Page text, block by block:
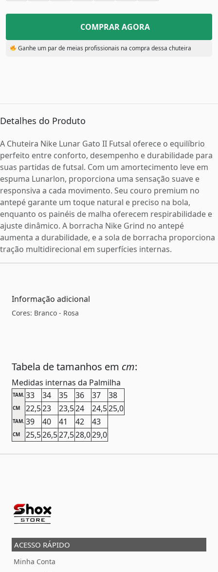
COMPRAR AGORA
Ganhe um par de meias profissionais na compra dessa chuteira
Detalhes do Produto
A Chuteira Nike Lunar Gato II Futsal oferece o equilíbrio
perfeito entre conforto, desempenho e durabilidade para
suas partidas de futsal. Com um amortecimento leve em
espuma Lunarlon, proporciona uma sensação suave e
responsiva a cada movimento. Seu couro premium no
antepé garante um toque natural e preciso na bola,
enquanto os painéis de malha oferecem respirabilidade e
ajuste dinâmico. A borracha Nike Grind no antepé
aumenta a durabilidade, e a sola de borracha proporciona
tração multidirecional em superfícies internas.
Informação adicional
Cores: Branco - Rosa
Tabela de tamanhos em cm:
Medidas internas da Palmilha
TAM. 33 34 35 36 37 38
CM 22,523 23,524 24,525,0
TAM. 39 40 41 42 43
CM 25,526,527,528,029,0
ACESSO RÁPIDO
Minha Conta